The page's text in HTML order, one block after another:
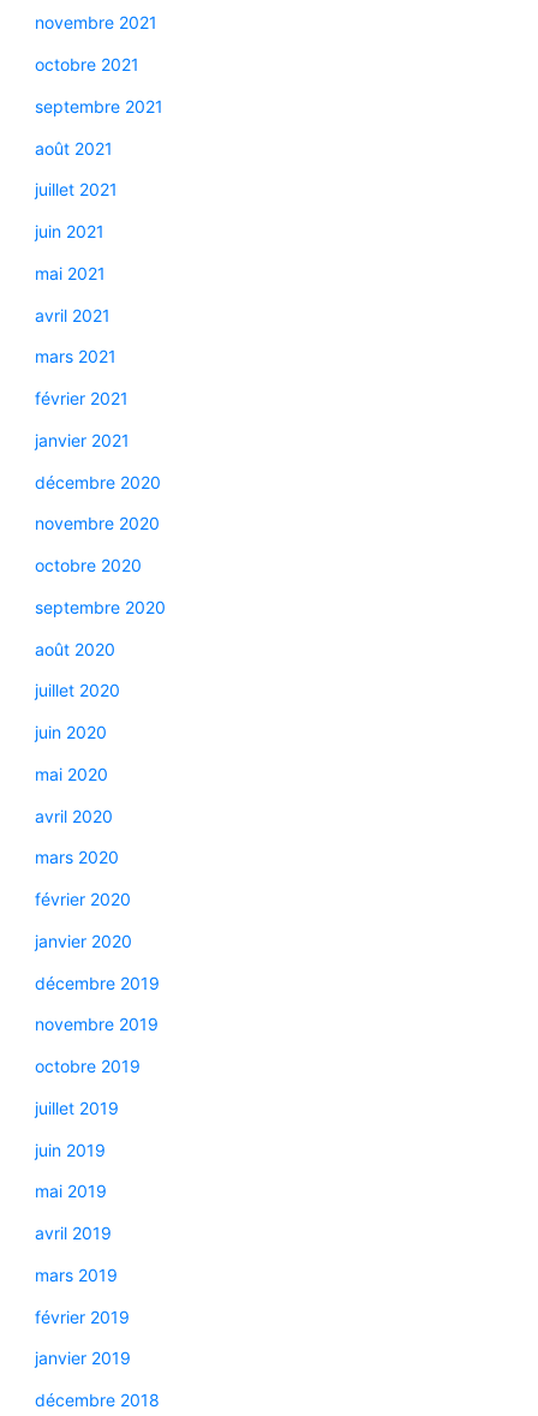
novembre 2021
octobre 2021
septembre 2021
août 2021
juillet 2021
juin 2021
mai 2021
avril 2021
mars 2021
février 2021
janvier 2021
décembre 2020
novembre 2020
octobre 2020
septembre 2020
août 2020
juillet 2020
juin 2020
mai 2020
avril 2020
mars 2020
février 2020
janvier 2020
décembre 2019
novembre 2019
octobre 2019
juillet 2019
juin 2019
mai 2019
avril 2019
mars 2019
février 2019
janvier 2019
décembre 2018